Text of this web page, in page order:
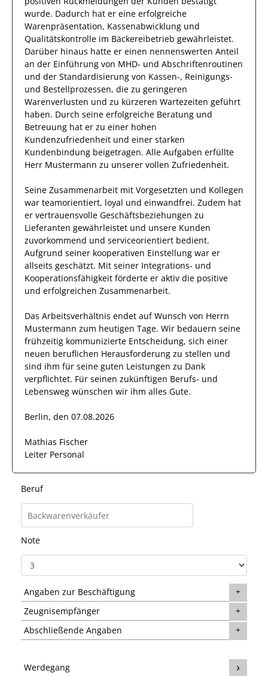
wurde. Dadurch hat er eine erfolgreiche
Warenpräsentation, Kassenabwicklung und
Qualitätskontrolle im Bäckereibetrieb gewährleistet.
Darüber hinaus hatte er einen nennenswerten Anteil
an der Einführung von MHD- und Abschriftenroutinen
und der Standardisierung von Kassen-, Reinigungs-
und Bestellprozessen, die zu geringeren
Warenverlusten und zu kürzeren Wartezeiten geführt
haben. Durch seine erfolgreiche Beratung und
Betreuung hat er zu einer hohen
Kundenzufriedenheit und einer starken
Kundenbindung beigetragen. Alle Aufgaben erfüllte
Herr Mustermann zu unserer vollen Zufriedenheit.
Seine Zusammenarbeit mit Vorgesetzten und Kollegen
war teamorientiert, loyal und einwandfrei. Zudem hat
er vertrauensvolle Geschäftsbeziehungen zu
Lieferanten gewährleistet und unsere Kunden
zuvorkommend und serviceorientiert bedient.
Aufgrund seiner kooperativen Einstellung war er
allseits geschätzt. Mit seiner Integrations- und
Kooperationsfähigkeit förderte er aktiv die positive
und erfolgreichen Zusammenarbeit.
Das Arbeitsverhältnis endet auf Wunsch von Herrn
Mustermann zum heutigen Tage. Wir bedauern seine
frühzeitig kommunizierte Entscheidung, sich einer
neuen beruflichen Herausforderung zu stellen und
sind ihm für seine guten Leistungen zu Dank
verpflichtet. Für seinen zukünftigen Berufs- und
Lebensweg wünschen wir ihm alles Gute.
Berlin, den 07.08.2026
Mathias Fischer
Leiter Personal
Beruf
Note
Angaben zur Beschäftigung
Zeugnisempfänger
Abschließende Angaben
Werdegang